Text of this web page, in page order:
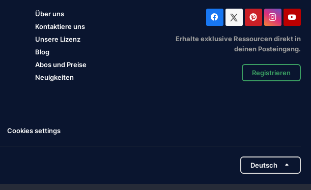
Über uns
Kontaktiere uns
Unsere Lizenz
Blog
Abos und Preise
Neuigkeiten
Erhalte exklusive Ressourcen direkt in
deinen Posteingang.
Registrieren
Cookies settings
Deutsch